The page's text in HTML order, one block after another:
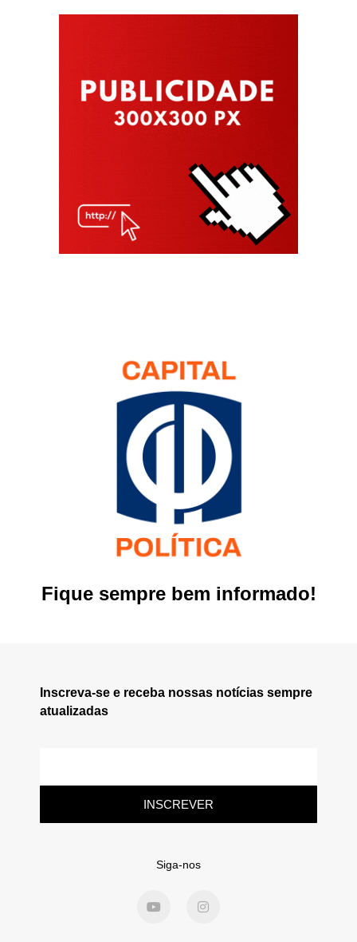
Fique sempre bem informado!
Inscreva-se e receba nossas notícias sempre
atualizadas
INSCREVER
Siga-nos